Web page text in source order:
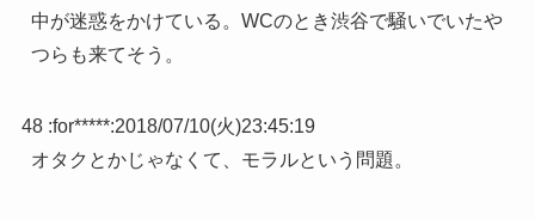
中が迷惑をかけている。WCのとき渋谷で騒いでいたや
つらも来てそう。
48 :for*****:2018/07/10(火)23:45:19
オタクとかじゃなくて、モラルという問題。